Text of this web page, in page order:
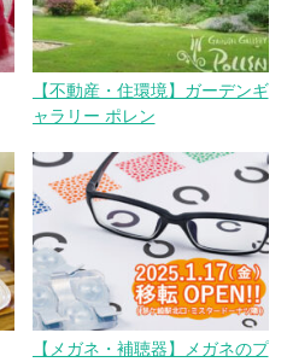
【不動産・住環境】ガーデンギ
ャラリー ポレン
【メガネ・補聴器】メガネのプ